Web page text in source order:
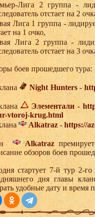
Лига 2 группа -
отстает на 2
Лига 1 группа -
на 1 очко,
Лига 2 группа -
отстает на 3
боев прошедшего тура:
Night Hunters-
Элементали -
vtoroj-krug.html
Alkatraz - https://
Alkatraz
обзоров боев
стартует 7-й тур 2-
дня главы
удобные дату и время